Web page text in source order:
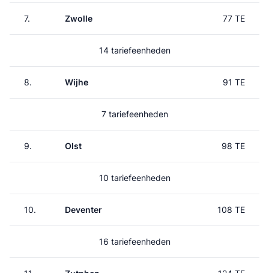
7. Zwolle 77 TE
14 tariefeenheden
8. Wijhe 91 TE
7 tariefeenheden
9. Olst 98 TE
10 tariefeenheden
10. Deventer 108 TE
16 tariefeenheden